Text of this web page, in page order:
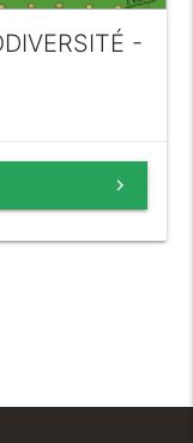
-
keyboard_arrow_right